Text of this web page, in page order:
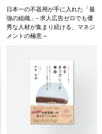
日本一の不器用が手に入れた「最
強の組織」- 求人広告ゼロでも優
秀な人材が集まり続ける、マネジ
メントの極意 –